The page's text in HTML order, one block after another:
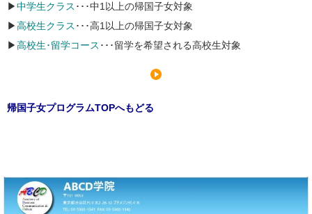
▶中学生クラス ･･･中1以上の帰国子女対象
▶高校生クラス ･･･高1以上の帰国子女対象
▶高校生･留学コース ･･･留学を希望される高校生対象
帰国子女プログラムTOPへもどる